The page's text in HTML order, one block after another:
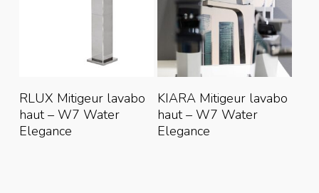
Lire La Suite
RLUX Mitigeur lavabo
haut – W7 Water
Elegance
Lire La Suite
KIARA Mitigeur lavabo
haut – W7 Water
Elegance